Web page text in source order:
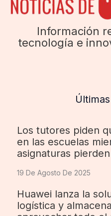
Información
tecnología e
Los tutores piden
en las escuelas
asignaturas
19 De Agosto De 2025
Huawei lanza la
logística y